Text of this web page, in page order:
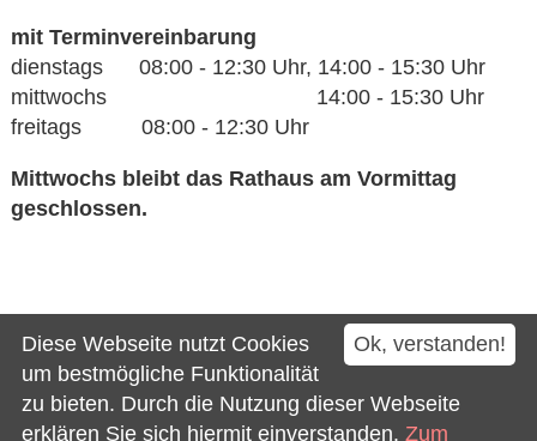
mit Terminvereinbarung
dienstags 08:00 - 12:30 Uhr, 14:00 - 15:30 Uhr
mittwochs 14:00 - 15:30 Uhr
freitags 08:00 - 12:30 Uhr
Mittwochs bleibt das Rathaus am Vormittag
geschlossen.
Kontakt
Impressum
Datenschutz
Ok, verstanden!
Diese Webseite nutzt Cookies
um bestmögliche Funktionalität
zu bieten. Durch die Nutzung dieser Webseite
erklären Sie sich hiermit einverstanden. Zum